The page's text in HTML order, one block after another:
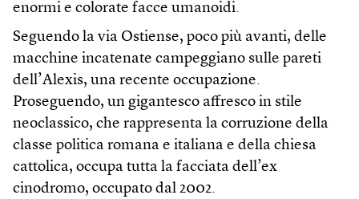
enormi e colorate facce umanoidi.
Seguendo la via Ostiense, poco più avanti, delle
macchine incatenate campeggiano sulle pareti
dell’Alexis, una recente occupazione.
Proseguendo, un gigantesco affresco in stile
neoclassico, che rappresenta la corruzione della
classe politica romana e italiana e della chiesa
cattolica, occupa tutta la facciata dell’ex
cinodromo, occupato dal 2002.